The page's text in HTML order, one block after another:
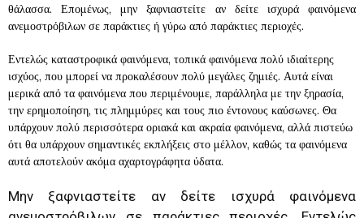
θάλασσα. Επομένως, μην ξαφνιαστείτε αν δείτε ισχυρά φαινόμενα
ανεμοστρόβιλων σε παράκτιες ή γύρω από παράκτιες περιοχές.
Εντελώς καταστροφικά φαινόμενα, τοπικά φαινόμενα πολύ ιδιαίτερης
ισχύος, που μπορεί να προκαλέσουν πολύ μεγάλες ζημιές. Αυτά είναι
μερικά από τα φαινόμενα που περιμένουμε, παράλληλα με την ξηρασία,
την ερημοποίηση, τις πλημμύρες και τους πιο έντονους καύσωνες. Θα
υπάρχουν πολύ περισσότερα οριακά και ακραία φαινόμενα, αλλά πιστεύω
ότι θα υπάρχουν σημαντικές εκπλήξεις στο μέλλον, καθώς τα φαινόμενα
αυτά αποτελούν ακόμα αχαρτογράφητα ύδατα.
Μην ξαφνιαστείτε αν δείτε ισχυρά φαινόμενα